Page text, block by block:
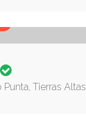
Tierras Altas